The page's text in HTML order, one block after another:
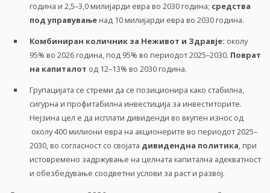
година и 2,5–3,0 милијарди евра во 2030 година; средства
под управување над 10 милијарди евра во 2030 година.
Комбиниран количник за Неживот и Здравје: околу
95% во 2026 година, под 95% во периодот 2025–2030. Поврат
на капиталот од 12–13% во 2030 година.
Групацијата се стреми да се позиционира како стабилна,
сигурна и профитабилна инвестиција за инвеститорите.
Нејзина цел е да исплати дивиденди во вкупен износ од
околу 400 милиони евра на акционерите во периодот 2025–
2030, во согласност со својата дивидендна политика, при
истовремено задржување на целната капитална адекватност
и обезбедување соодветни услови за раст и развој.